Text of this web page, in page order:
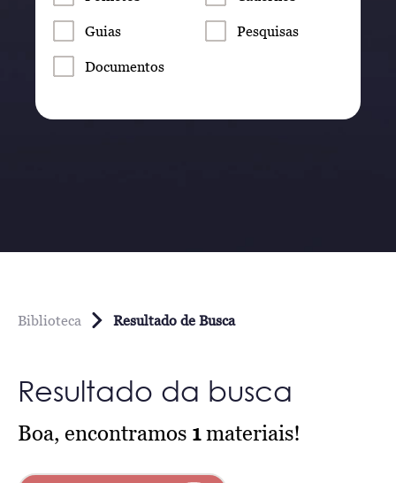
Guias Pesquisas
Documentos
Biblioteca Resultado de Busca
Resultado da busca
Boa, encontramos 1materiais!